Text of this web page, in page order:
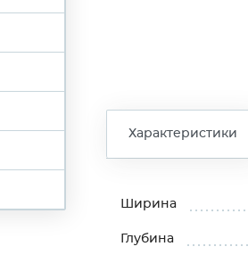
Характеристики
Ширина
Глубина